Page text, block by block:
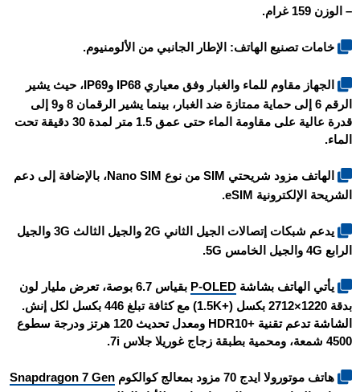
– الوزن 159 غرام.
خامات تصنيع الهاتف: الإطار الجانبي من الألومنيوم.
الجهاز مقاوم للماء والغبار وفق معياري IP68 وIP69، حيث يشير
الرقم 6 إلى حماية ممتازة ضد الغبار، بينما يشير الرقمان 8 و9 إلى
قدرة عالية على مقاومة الماء حتى عمق 1.5 متر لمدة 30 دقيقة تحت
الماء.
الهاتف مزود شريحتي SIM من نوع Nano SIM، بالإضافة إلى دعم
الشريحة الإلكترونية eSIM.
يدعم شبكات إتصالات الجيل الثاني 2G والجيل الثالث 3G والجيل
الرابع 4G والجيل الخامس 5G.
يأتي الهاتف بشاشة P-OLED
بقياس 6.7 بوصة، تعرض مليار لون
بدقة 1220×2712 بكسل (+1.5K) مع كثافة تبلغ 446 بكسل لكل إنش.
الشاشة تدعم تقنية +HDR10 ومعدل تحديث 120 هرتز ودرجة سطوع
4500 شمعة، ومحمية بطبقة زجاج غوريلا جلاس 7i.
هاتف موتورولا ايدج 70 مزود بمعالج كوالكوم Snapdragon 7 Gen